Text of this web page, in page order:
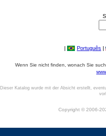
| Português |
Wenn Sie nicht finden, wonach Sie
Dieser Katalog wurde mit der Absicht erstellt,
Copyright © 2006-